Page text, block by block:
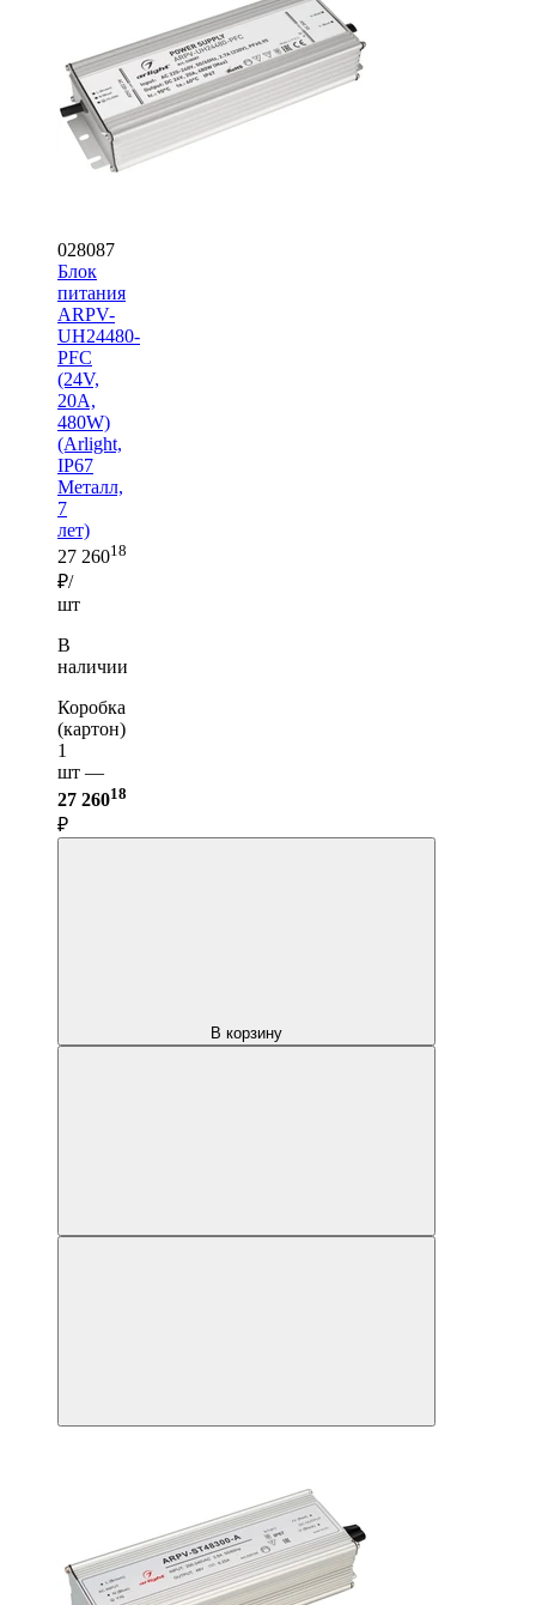
028087
Блок
питания
ARPV-
UH24480-
PFC
(24V,
20A,
480W)
(Arlight,
IP67
Металл,
7
лет)
27 26018
₽/
шт
В
наличии
Коробка
(картон)
1
шт —
27 26018
₽
В корзину